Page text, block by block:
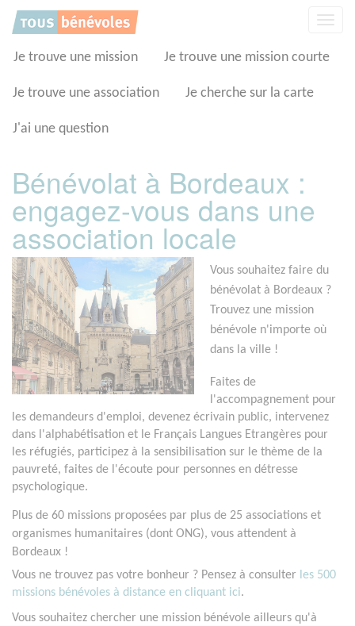
Je trouve une mission Je trouve une mission courte
Je trouve une association Je cherche sur la carte
J'ai une question
Bénévolat à Bordeaux :
engagez-vous dans une
association locale
Vous souhaitez faire du
bénévolat à Bordeaux ?
Trouvez une mission
bénévole n'importe où
dans la ville !
Faites de
l'accompagnement pour
les demandeurs d'emploi, devenez écrivain public, intervenez
dans l'alphabétisation et le Français Langues Etrangères pour
les réfugiés, participez à la sensibilisation sur le thème de la
pauvreté, faites de l'écoute pour personnes en détresse
psychologique.
Plus de 60 missions proposées par plus de 25 associations et
organismes humanitaires (dont ONG), vous attendent à
Bordeaux !
Vous ne trouvez pas votre bonheur ? Pensez à consulter les 500
missions bénévoles à distance en cliquant ici.
Vous souhaitez chercher une mission bénévole ailleurs qu'à
Panneau de gestion des cookies